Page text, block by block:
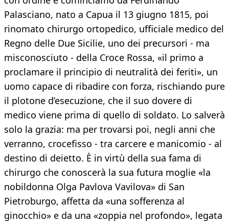
Palasciano, nato a Capua il 13 giugno 1815, poi
rinomato chirurgo ortopedico, ufficiale medico del
Regno delle Due Sicilie, uno dei precursori - ma
misconosciuto - della Croce Rossa, «il primo a
proclamare il principio di neutralità dei feriti», un
uomo capace di ribadire con forza, rischiando pure
il plotone d’esecuzione, che il suo dovere di
medico viene prima di quello di soldato. Lo salverà
solo la grazia: ma per trovarsi poi, negli anni che
verranno, crocefisso - tra carcere e manicomio - al
destino di deietto. È in virtù della sua fama di
chirurgo che conoscerà la sua futura moglie «la
nobildonna Olga Pavlova Vavilova» di San
Pietroburgo, affetta da «una sofferenza al
ginocchio» e da una «zoppia nel profondo», legata